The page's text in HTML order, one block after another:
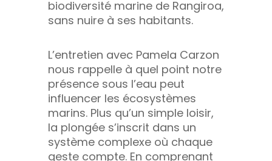
biodiversité marine de Rangiroa,
sans nuire à ses habitants.
L’entretien avec Pamela Carzon
nous rappelle à quel point notre
présence sous l’eau peut
influencer les écosystèmes
marins. Plus qu’un simple loisir,
la plongée s’inscrit dans un
système complexe où chaque
geste compte. En comprenant